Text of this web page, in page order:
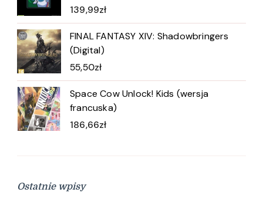
139,99zł
FINAL FANTASY XIV: Shadowbringers
(Digital)
55,50zł
Space Cow Unlock! Kids (wersja
francuska)
186,66zł
Ostatnie wpisy